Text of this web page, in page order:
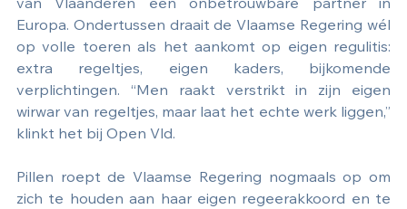
van Vlaanderen een onbetrouwbare partner in
Europa. Ondertussen draait de Vlaamse Regering wél
op volle toeren als het aankomt op eigen regulitis:
extra regeltjes, eigen kaders, bijkomende
verplichtingen. “Men raakt verstrikt in zijn eigen
wirwar van regeltjes, maar laat het echte werk liggen,”
klinkt het bij Open Vld.
Pillen roept de Vlaamse Regering nogmaals op om
zich te houden aan haar eigen regeerakkoord en te